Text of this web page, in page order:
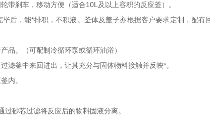
带刹车，移动方便（适合10L及以上容积的反应釜）。
后，能*排积，不积液。釜体及盖子亦根据客户要求定制，配有
品。（可配制冷循环泵或循环油浴）
滤釜中来回进出，让其充分与固体物料接触并反映*。
内。
砂芯过滤将反应后的物料固液分离。